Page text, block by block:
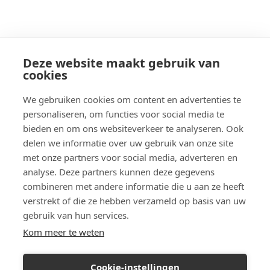
Deze website maakt gebruik van
cookies
We gebruiken cookies om content en advertenties te
personaliseren, om functies voor social media te
bieden en om ons websiteverkeer te analyseren. Ook
delen we informatie over uw gebruik van onze site
met onze partners voor social media, adverteren en
analyse. Deze partners kunnen deze gegevens
combineren met andere informatie die u aan ze heeft
verstrekt of die ze hebben verzameld op basis van uw
gebruik van hun services.
Kom meer te weten
Cookie-instellingen